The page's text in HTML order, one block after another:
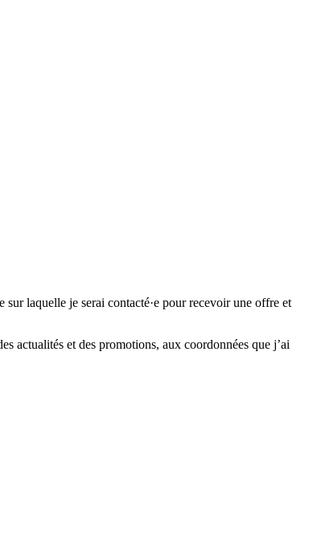
laquelle je serai contacté·e pour recevoir une offre et
actualités et des promotions, aux coordonnées que j’ai